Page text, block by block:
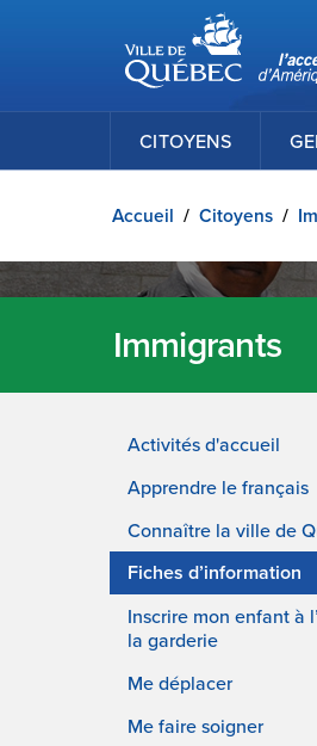
Passer au contenu principal
Ville de Québec
CITOYENS
Accueil / Citoyens /
Immigrants
Activités d'accueil
Apprendre le français
Connaître la ville de
Fiches d’information
Inscrire mon enfant à
la garderie
Me déplacer
Me faire soigner